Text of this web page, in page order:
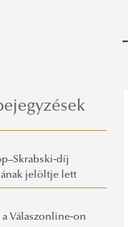
díj
jelöltje lett
Válaszonline-on